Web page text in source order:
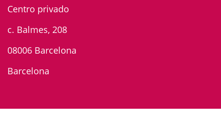
Centro privado
c. Balmes, 208
08006 Barcelona
Barcelona